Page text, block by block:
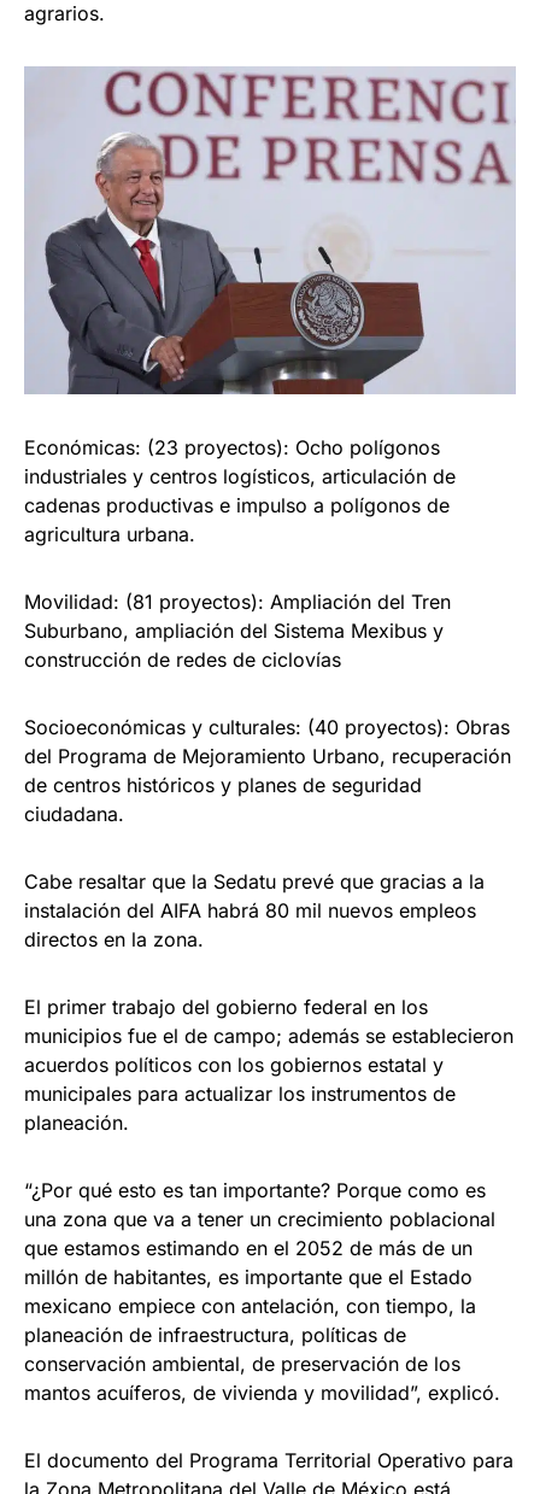
agrarios.
Económicas: (23 proyectos): Ocho polígonos
industriales y centros logísticos, articulación de
cadenas productivas e impulso a polígonos de
agricultura urbana.
Movilidad: (81 proyectos): Ampliación del Tren
Suburbano, ampliación del Sistema Mexibus y
construcción de redes de ciclovías
Socioeconómicas y culturales: (40 proyectos): Obras
del Programa de Mejoramiento Urbano, recuperación
de centros históricos y planes de seguridad
ciudadana.
Cabe resaltar que la Sedatu prevé que gracias a la
instalación del AIFA habrá 80 mil nuevos empleos
directos en la zona.
El primer trabajo del gobierno federal en los
municipios fue el de campo; además se establecieron
acuerdos políticos con los gobiernos estatal y
municipales para actualizar los instrumentos de
planeación.
“¿Por qué esto es tan importante? Porque como es
una zona que va a tener un crecimiento poblacional
que estamos estimando en el 2052 de más de un
millón de habitantes, es importante que el Estado
mexicano empiece con antelación, con tiempo, la
planeación de infraestructura, políticas de
conservación ambiental, de preservación de los
mantos acuíferos, de vivienda y movilidad”, explicó.
El documento del Programa Territorial Operativo para